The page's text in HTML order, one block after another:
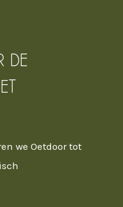
de
we Oetdoor tot